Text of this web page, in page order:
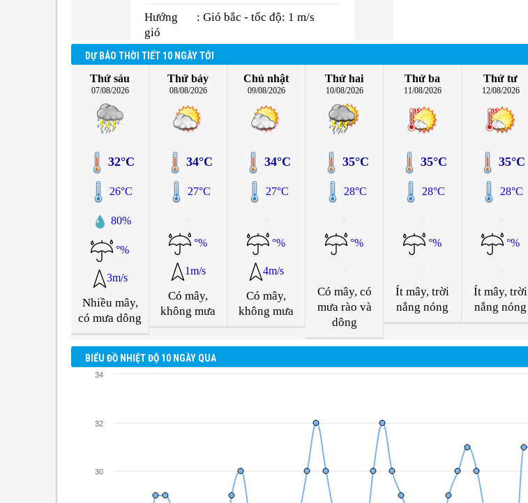
Hướng
gió
: Gió bắc - tốc độ: 1 m/s
DỰ BÁO THỜI TIẾT 10 NGÀY TỚI
Thứ sáu
07/08/2026
32°C
26°C
80%
°%
3m/s
Nhiều mây,
có mưa dông
Thứ bảy
08/08/2026
34°C
27°C
°%
1m/s
Có mây,
không mưa
Chủ nhật
09/08/2026
34°C
27°C
°%
4m/s
Có mây,
không mưa
Thứ hai
10/08/2026
35°C
28°C
°%
Có mây, có
mưa rào và
dông
Thứ ba
11/08/2026
35°C
28°C
°%
Ít mây, trời
nắng nóng
Thứ tư
12/08/2026
35°C
28°C
°%
Ít mây, trời
nắng nóng
BIỂU ĐỒ NHIỆT ĐỘ 10 NGÀY QUA
30
32
34